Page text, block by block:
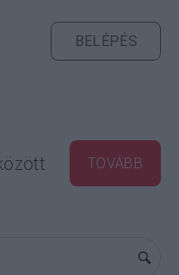
BELÉPÉS
TOVÁBB